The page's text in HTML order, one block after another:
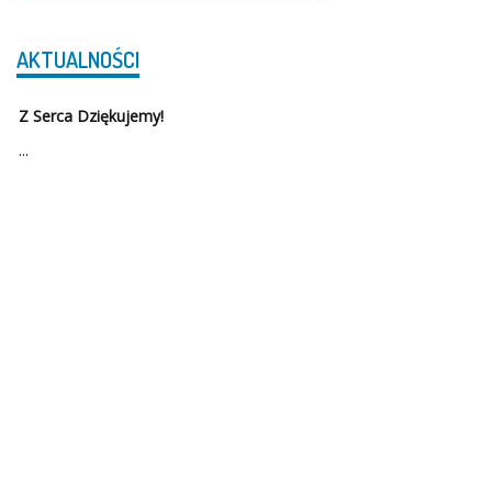
AKTUALNOŚCI
Z Serca Dziękujemy!
...